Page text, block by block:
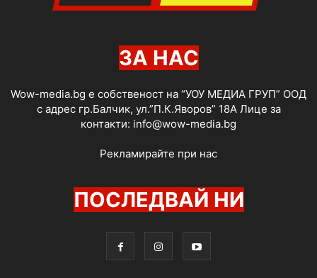
ЗА НАС
Wow-media.bg е собственост на “УОУ МЕДИА ГРУП” ООД
с адрес гр.Балчик, ул.”П.К.Яворов” 18А Лице за
контакти: info@wow-media.bg
Рекламирайте при нас
ПОСЛЕДВАЙ НИ